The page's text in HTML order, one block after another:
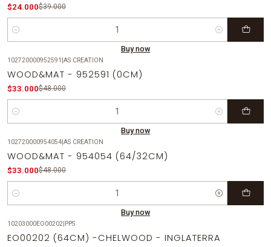
$24.000$39.000
Quantity
Buy now
102720000952591 AS CREATION
WOOD&MAT - 952591 (0CM)
$33.000$48.000
Quantity
Buy now
102720000954054| AS CREATION
WOOD&MAT - 954054 (64/32CM)
$33.000$48.000
Quantity
Buy now
-20%OFF
10203000EO00202| PPS
EO00202 (64CM) -CHELWOOD - INGLATERRA